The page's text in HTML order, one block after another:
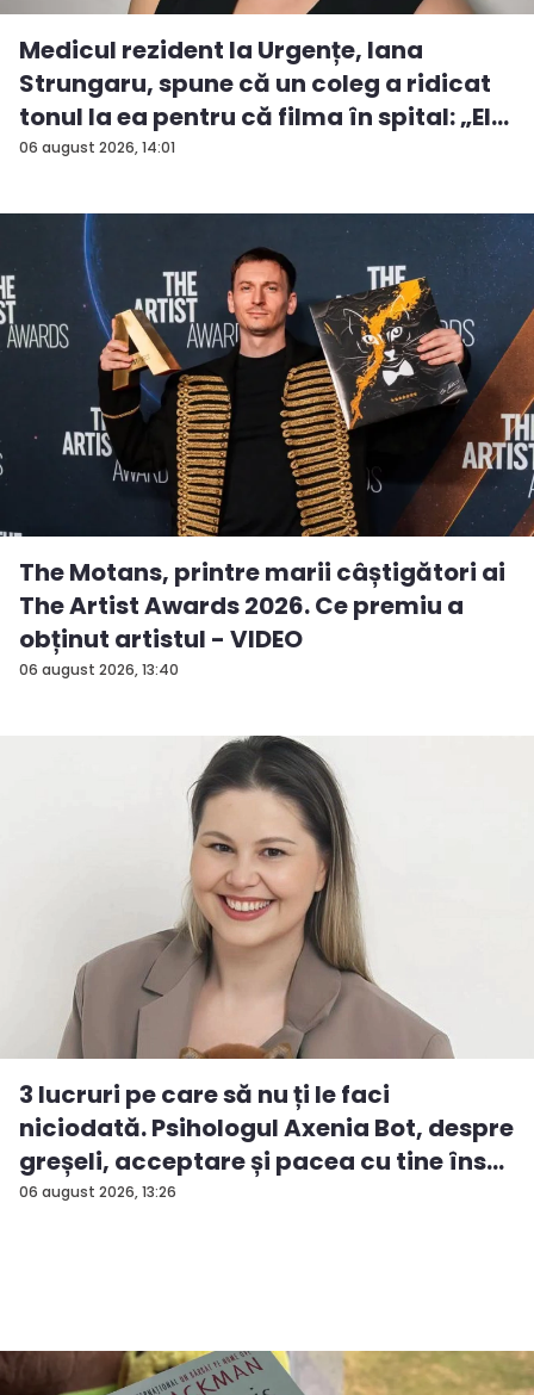
06 august 2026, 14:01
Medicul rezident la Urgențe, Iana
Strungaru, spune că un coleg a ridicat
tonul la ea pentru că filma în spital: „El
a...
06 august 2026, 13:40
The Motans, printre marii câștigători ai
The Artist Awards 2026. Ce premiu a
obținut artistul - VIDEO
06 august 2026, 13:26
3 lucruri pe care să nu ți le faci
niciodată. Psihologul Axenia Bot, despre
greșeli, acceptare și pacea cu tine îns...